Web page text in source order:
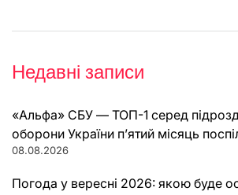
Недавні записи
«Альфа» СБУ — ТОП-1 серед
оборони України п’ятий місяць
08.08.2026
Погода у вересні 2026: якою буде